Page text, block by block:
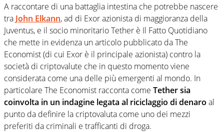
A raccontare di una battaglia intestina che potrebbe nascere
tra John Elkann, ad di Exor azionista di maggioranza della
Juventus, e il socio minoritario Tether è Il Fatto Quotidiano
che mette in evidenza un articolo pubblicato da The
Economist (di cui Exor è il principale azionista) contro la
società di criptovalute che in questo momento viene
considerata come una delle più emergenti al mondo. In
particolare The Economist racconta come Tether sia
coinvolta in un indagine legata al riciclaggio di denaro al
punto da definire la criptovaluta come uno dei mezzi
preferiti da criminali e trafficanti di droga.